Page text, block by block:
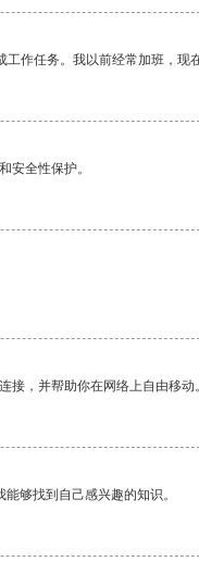
作任务。我以前经常加班，现
安全性保护。
接，并帮助你在网络上自由移动。
够找到自己感兴趣的知识。